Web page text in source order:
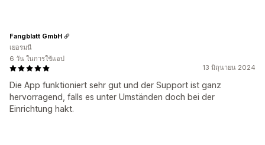
13 มิถุนายน 2024
Die App funktioniert sehr gut und der Support ist ganz
hervorragend, falls es unter Umständen doch bei der
Einrichtung hakt.
Fangblatt GmbH
เยอรมนี
6 วัน ในการใช้แอป